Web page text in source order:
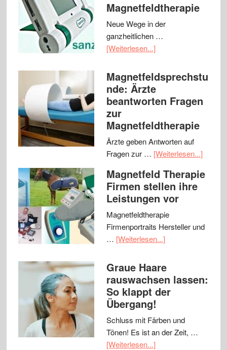
Magnetfeldtherapie
Neue Wege in der
ganzheitlichen …
[Weiterlesen...]
Magnetfeldsprechstu
nde: Ärzte
beantworten Fragen
zur
Magnetfeldtherapie
Ärzte geben Antworten auf
Fragen zur … [Weiterlesen...]
Magnetfeld Therapie
Firmen stellen ihre
Leistungen vor
Magnetfeldtherapie
Firmenportraits Hersteller und
… [Weiterlesen...]
Graue Haare
rauswachsen lassen:
So klappt der
Übergang!
Schluss mit Färben und
Tönen! Es ist an der Zeit, …
[Weiterlesen...]